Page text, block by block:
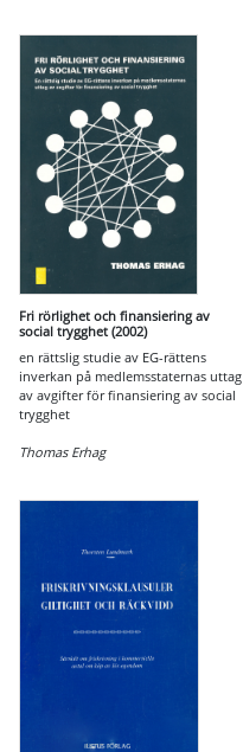
Fri rörlighet och finansiering av
social trygghet (2002)
en rättslig studie av EG-rättens
inverkan på medlemsstaternas uttag
av avgifter för finansiering av social
trygghet
Thomas Erhag